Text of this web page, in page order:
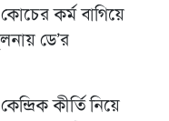
কর্ম বাগিয়ে
ডে’র
কীর্তি নিয়ে